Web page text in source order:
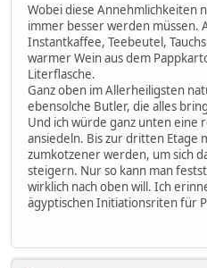
Wobei diese Annehmlichkeiten
immer besser werden müssen.
Instantkaffee, Teebeutel,
warmer Wein aus dem
Literflasche.
Ganz oben im Allerheiligsten
ebensolche Butler, die alles
Und ich würde ganz unten
ansiedeln. Bis zur dritten Etage
zumkotzener werden, um sich
steigern. Nur so kann man
wirklich nach oben will. Ich
ägyptischen Initiationsriten für